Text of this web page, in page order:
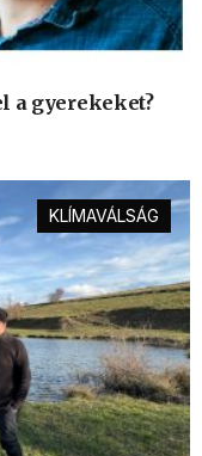
a gyerekeket?
KLÍMAVÁLSÁG